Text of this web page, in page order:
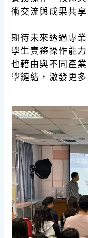
術交流與成果共享
期待未來透過專
學生實務操作能
也藉由與不同產
學鏈結，激發更